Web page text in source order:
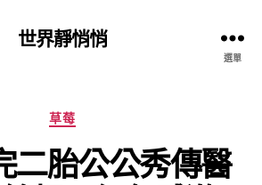
世界靜悄悄
選單
分
類
草莓
二胎公公秀傳醫